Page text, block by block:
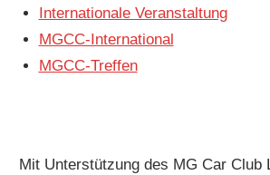
Internationale Veranstaltung
MGCC-International
MGCC-Treffen
Mit Unterstützung des MG Car Club